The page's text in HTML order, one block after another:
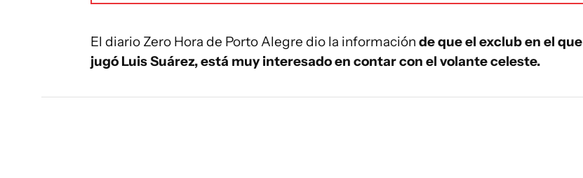
El diario Zero Hora de Porto Alegre dio la información de que el exclub en el que
jugó Luis Suárez, está muy interesado en contar con el volante celeste.